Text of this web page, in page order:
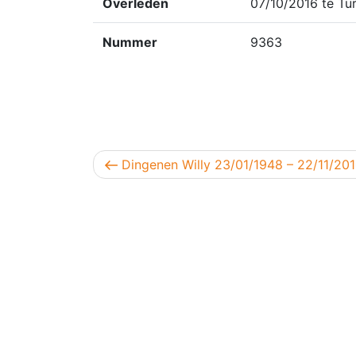
Overleden 07/10/2016 te
Nummer 9363
Berichtnavigatie
Vorig bericht
Dingenen Willy 23/01/1948 – 22/11/